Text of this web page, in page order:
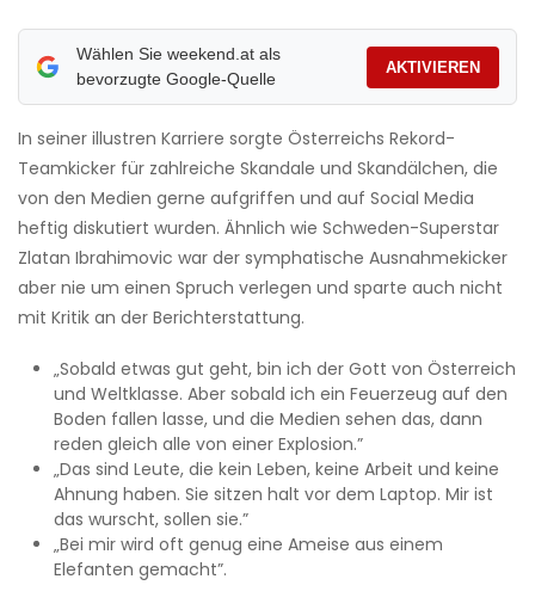
Wählen Sie weekend.at als
bevorzugte Google-Quelle
AKTIVIEREN
In seiner illustren Karriere sorgte Österreichs Rekord-
Teamkicker für zahlreiche Skandale und Skandälchen, die
von den Medien gerne aufgriffen und auf Social Media
heftig diskutiert wurden. Ähnlich wie Schweden-Superstar
Zlatan Ibrahimovic war der symphatische Ausnahmekicker
aber nie um einen Spruch verlegen und sparte auch nicht
mit Kritik an der Berichterstattung.
„Sobald etwas gut geht, bin ich der Gott von Österreich
und Weltklasse. Aber sobald ich ein Feuerzeug auf den
Boden fallen lasse, und die Medien sehen das, dann
reden gleich alle von einer Explosion.”
„Das sind Leute, die kein Leben, keine Arbeit und keine
Ahnung haben. Sie sitzen halt vor dem Laptop. Mir ist
das wurscht, sollen sie.”
„Bei mir wird oft genug eine Ameise aus einem
Elefanten gemacht”.